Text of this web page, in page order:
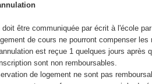
doit être communiquée par écrit à l'école
de cours ne pourront compenser
est reçue 1 quelques jours
sont non remboursables.
de logement ne sont pas